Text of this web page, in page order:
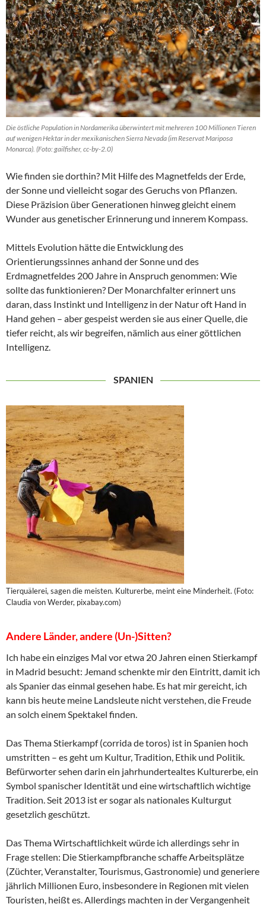
Die östliche Population in Nordamerika überwintert mit mehreren 100 Millionen Tieren
auf wenigen Hektar in der mexikanischen Sierra Nevada (im Reservat Mariposa
Monarca). (Foto: gailfisher, cc-by-2.0)
Wie finden sie dorthin? Mit Hilfe des Magnetfelds der Erde,
der Sonne und vielleicht sogar des Geruchs von Pflanzen.
Diese Präzision über Generationen hinweg gleicht einem
Wunder aus genetischer Erinnerung und innerem Kompass.
Mittels Evolution hätte die Entwicklung des
Orientierungssinnes anhand der Sonne und des
Erdmagnetfeldes 200 Jahre in Anspruch genommen: Wie
sollte das funktionieren? Der Monarchfalter erinnert uns
daran, dass Instinkt und Intelligenz in der Natur oft Hand in
Hand gehen – aber gespeist werden sie aus einer Quelle, die
tiefer reicht, als wir begreifen, nämlich aus einer göttlichen
Intelligenz.
SPANIEN
Tierquälerei, sagen die meisten. Kulturerbe, meint eine Minderheit. (Foto:
Claudia von Werder, pixabay.com)
Andere Länder, andere (Un-)Sitten?
Ich habe ein einziges Mal vor etwa 20 Jahren einen Stierkampf
in Madrid besucht: Jemand schenkte mir den Eintritt, damit ich
als Spanier das einmal gesehen habe. Es hat mir gereicht, ich
kann bis heute meine Landsleute nicht verstehen, die Freude
an solch einem Spektakel finden.
Das Thema Stierkampf (corrida de toros) ist in Spanien hoch
umstritten – es geht um Kultur, Tradition, Ethik und Politik.
Befürworter sehen darin ein jahrhundertealtes Kulturerbe, ein
Symbol spanischer Identität und eine wirtschaftlich wichtige
Tradition. Seit 2013 ist er sogar als nationales Kulturgut
gesetzlich geschützt.
Das Thema Wirtschaftlichkeit würde ich allerdings sehr in
Frage stellen: Die Stierkampfbranche schaffe Arbeitsplätze
(Züchter, Veranstalter, Tourismus, Gastronomie) und generiere
jährlich Millionen Euro, insbesondere in Regionen mit vielen
Touristen, heißt es. Allerdings machten in der Vergangenheit